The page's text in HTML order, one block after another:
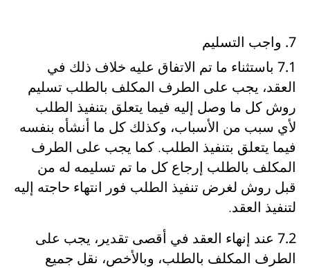
7. واجب التسليم
7.1 باستثناء ما تم الاتفاق عليه خلاف ذلك في
العقد، يجب على الطرف المكلف بالطلب تسليم
روش كل ما وصل إليه فيما يتعلق بتنفيذ الطلب
لأي سبب من الأسباب، وكذلك كل ما أنشأه بنفسه
فيما يتعلق بتنفيذ الطلب. كما يجب على الطرف
المكلف بالطلب إرجاع كل ما تم تسليمه له من
قبل روش لغرض تنفيذ الطلب فور انتهاء حاجته إليه
لتنفيذ العقد.
7.2 عند إنهاء العقد في أقصى تقدير ، يجب على
الطرف المكلف بالطلب، وبالأخص، نقل جميع